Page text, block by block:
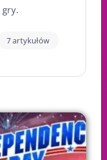
7 artykułów